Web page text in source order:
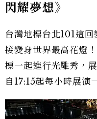
閃耀夢想》
台灣地標台北101這
接變身世界最高花燈
標一起進行光雕秀，
自17:15起每小時展演